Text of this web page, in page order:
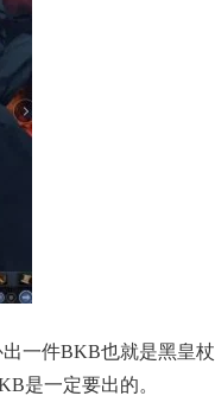
一件BKB也就是黑皇杖
是一定要出的。